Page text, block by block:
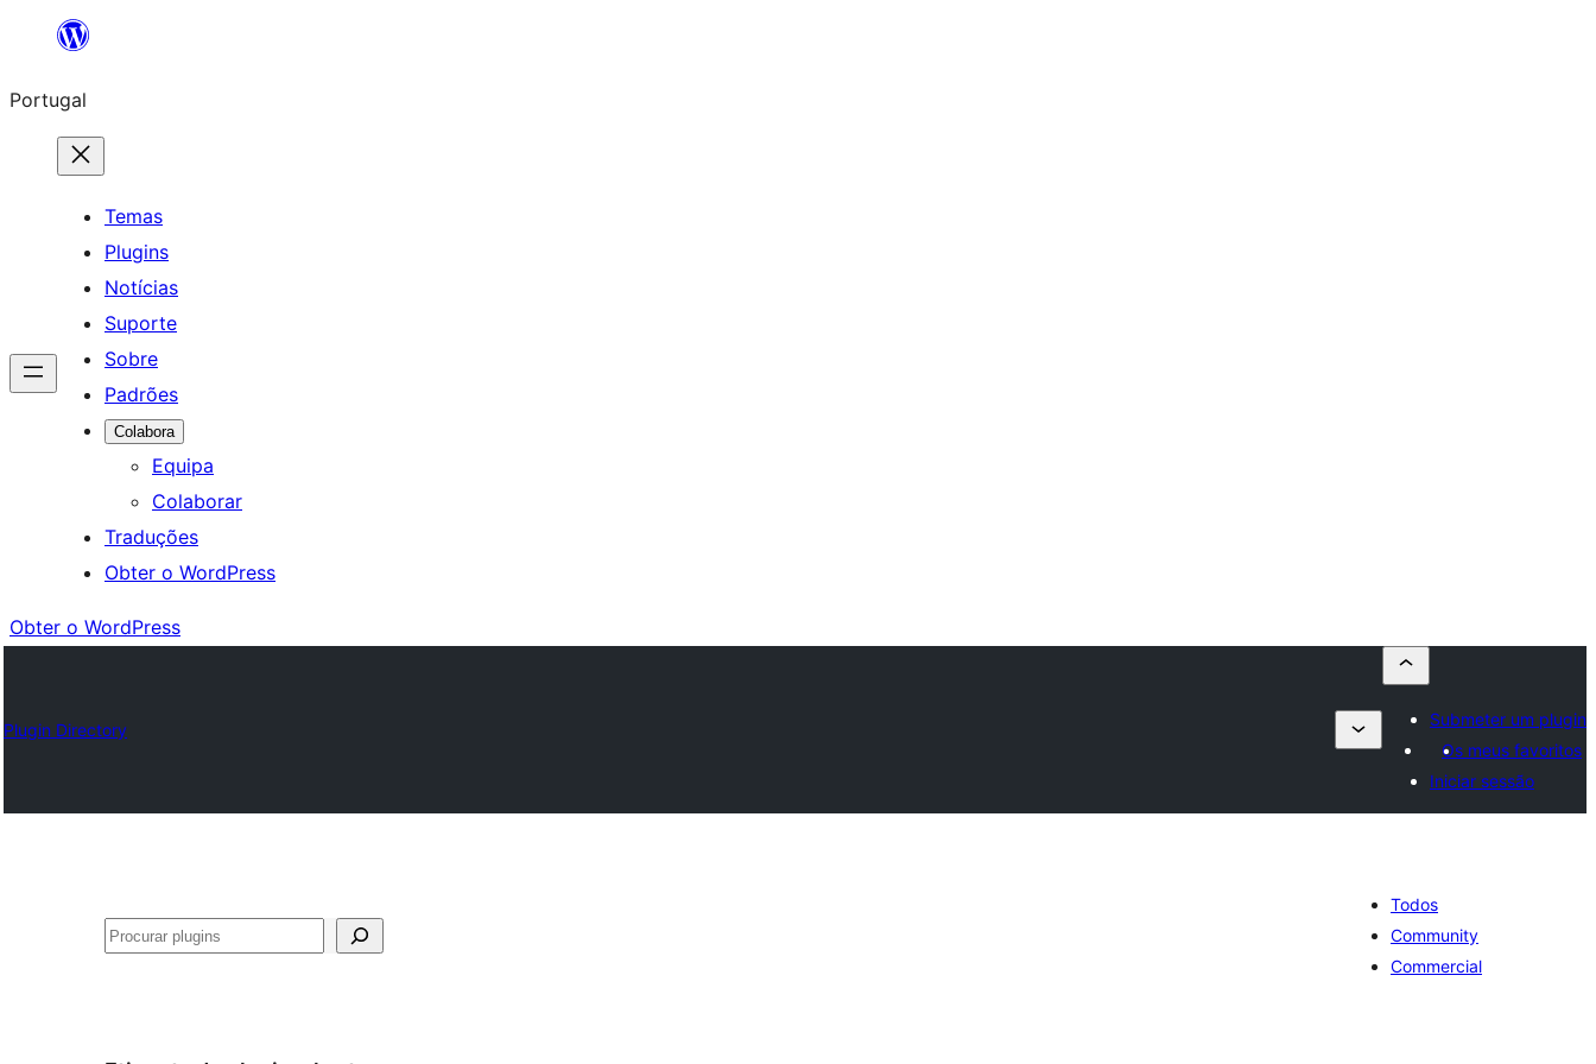
Saltar
o
conteúdo
Portugal
Temas
Plugins
Notícias
Suporte
Sobre
Padrões
Colabora
Equipa
Colaborar
Traduções
Obter o WordPress
Obter o WordPress
Plugin Directory
Submeter um plugin
Os meus favoritos
Iniciar sessão
Pesquisar
Todos
Community
Commercial